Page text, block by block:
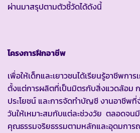
ผ่านมาสรุปตามตัวชี้วัดได้ดังนี้
โครงการฝึกอาชีพ
เพื่อให้เด็กและเยาวชนได้เรียนรู้อาชีพกา
ตั้งแต่การผลิตที่เป็นมิตรกับสิ่งแวดล้อม
ประโยชน์ และการจัดทำบัญชี งานอาชีพที่
วันให้เหมาะสมกับแต่ละช่วงวัย ตลอดจ
คุณธรรมจริยธรรมตามหลักและอุดมกา